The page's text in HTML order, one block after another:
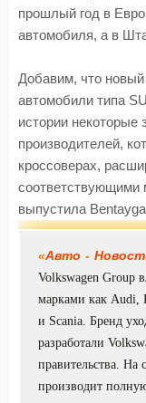
прошлый год в
автомобиля, а в
Добавим, что новый
автомобили типа
истории
производителей,
кроссоверах,
соответствующими
выпустила
«Авто -
Volkswagen Group
марками как Audi,
и Scania. Бренд
разработали
правительства. На
производит